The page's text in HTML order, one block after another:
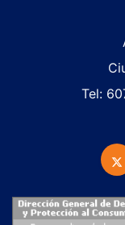
Tel: